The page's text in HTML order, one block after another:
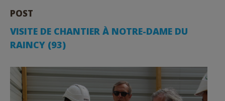
POST
VISITE DE CHANTIER À NOTRE-DAME DU
RAINCY (93)